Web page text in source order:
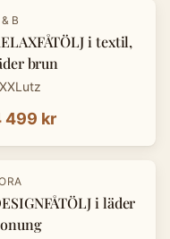
B
i textil,
brun
499 kr
%
i läder